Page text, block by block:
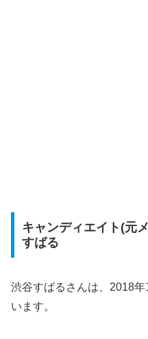
キャンディエイト(元
すばる
渋谷すばるさんは、2018
います。